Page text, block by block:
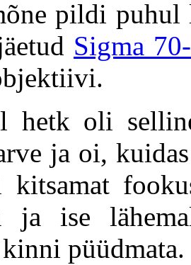
pildi puhul
Sigma
hetk oli
ja oi,
kitsamat
ja ise
püüdmata.